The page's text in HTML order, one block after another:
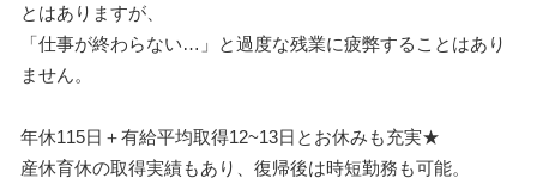
とはありますが、
「仕事が終わらない…」と過度な残業に疲弊することはあり
ません。
年休115日＋有給平均取得12~13日とお休みも充実★
産休育休の取得実績もあり、復帰後は時短勤務も可能。